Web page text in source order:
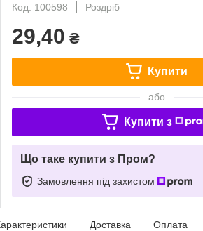
Код: 100598
Роздріб
29,40 ₴
Купити
або
Купити з
Що таке купити з Пром?
Замовлення під захистом
Доставка Оплата